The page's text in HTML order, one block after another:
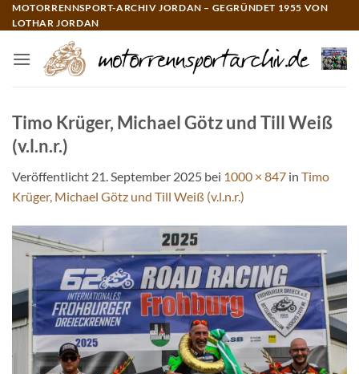
Zum
Inhalt
MOTORRENNSPORT-ARCHIV JORDAN – GEGRÜNDET 1955 VON
LOTHAR JORDAN
Timo Krüger, Michael Götz und Till Weiß
(v.l.n.r.)
Veröffentlicht 21. September 2025 bei 1000 × 847 in Timo
Krüger, Michael Götz und Till Weiß (v.l.n.r.)